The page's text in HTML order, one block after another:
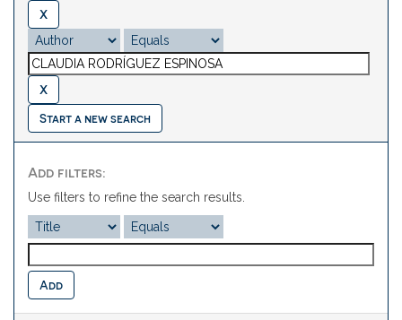
Start a new search
Add filters:
Use filters to refine the search results.